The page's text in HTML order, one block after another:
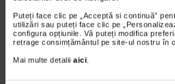
Puteți face clic pe „Acceptă si continuă”
utilizări sau puteți face clic pe
configura opțiunile. Vă puteți modifica
retrage consimțământul pe site-ul nostru în
Mai multe detalii aici.
albastru de metilen ce contribuie…
la